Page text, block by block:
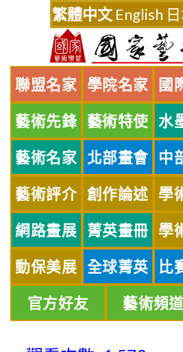
繁體中文 English
聯盟名家 學院名家 國
藝術先鋒 藝術特使 水
藝術名家 北部畫會 中
藝術評介 創作論述 學
網路畫展 菁英畫冊 學
動保美展 全球菁英 比
官方好友 藝術頻道